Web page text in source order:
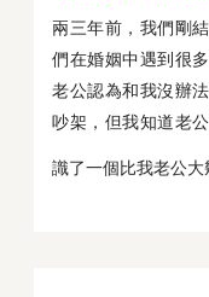
兩三年前，我們剛
們在婚姻中遇到很
老公認為和我沒辦
吵架，但我知道老
識了一個比我老公大